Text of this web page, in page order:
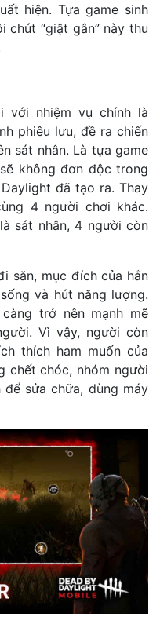
hiện. Tựa game sinh
“giật gân” này thu
với nhiệm vụ chính là
phiêu lưu, đề ra chiến
sát nhân. Là tựa game
không đơn độc trong
đã tạo ra. Thay
4 người chơi khác.
sát nhân, 4 người còn
săn, mục đích của hắn
và hút năng lượng.
trở nên mạnh mẽ
Vì vậy, người còn
thích ham muốn của
chết chóc, nhóm người
sửa chữa, dùng máy